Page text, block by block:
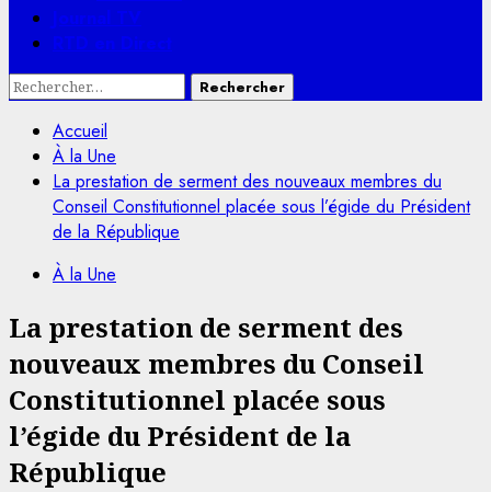
Journal TV
RTD en Direct
Rechercher :
Accueil
À la Une
La prestation de serment des nouveaux membres du
Conseil Constitutionnel placée sous l’égide du Président
de la République
À la Une
La prestation de serment des
nouveaux membres du Conseil
Constitutionnel placée sous
l’égide du Président de la
République